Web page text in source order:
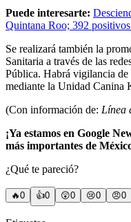
Puede interesarte:
Quintana Roo; 392
Se realizará también la
Sanitaria a través de las
Pública. Habrá vigilancia de
mediante la Unidad Canina
(Con información de: Línea
¡Ya estamos en Google
más importantes de
¿Qué te pareció?
🔥0 👍0 😲0 😢0 😠0